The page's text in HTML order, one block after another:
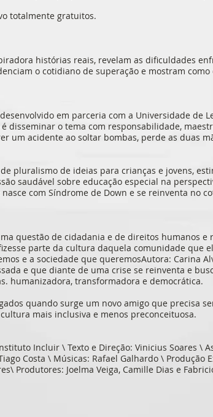
totalmente gratuitos.
histórias reais, revelam as dificuldades
o cotidiano de superação e mostram como
em parceria com a Universidade de
o tema com responsabilidade,
um acidente ao soltar bombas, perde as duas
pluralismo de ideias para crianças e jovens,
saudável sobre educação especial na
com Síndrome de Down e se reinventa no
questão de cidadania e de direitos humanos e
parte da cultura daquela comunidade que
e a sociedade que queremosAutora: Carina
e que diante de uma crise se reinventa e
humanizadora, transformadora e democrática.
quando surge um novo amigo que precisa
mais inclusiva e menos preconceituosa.
Incluir \ Texto e Direção: Vinicius Soares \
Costa \ Músicas: Rafael Galhardo \ Produção
Produtores: Joelma Veiga, Camille Dias e